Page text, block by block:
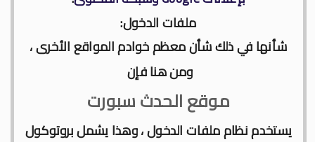
ملفات الدخول:
شأنها في ذلك شأن معظم خوادم المواقع الأخرى ،
ومن هنا فإن
موقع الحدث سبورت
يستخدم نظام ملفات الدخول ، وهذا يشمل بروتوكول